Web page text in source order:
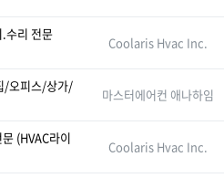
리 전문
Coolaris Hvac Inc.
/오피스/상가/
마스터에어컨 애나하임
(HVAC라이
Coolaris Hvac Inc.